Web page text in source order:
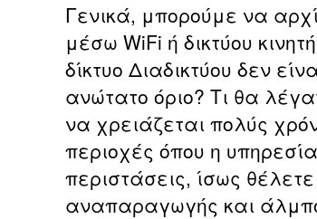
Γενικά, μπορούμε να
μέσω WiFi ή δικτύου
δίκτυο Διαδικτύου δεν
ανώτατο όριο? Τι θα
να χρειάζεται πολύς
περιοχές όπου η
περιστάσεις, ίσως
αναπαραγωγής και